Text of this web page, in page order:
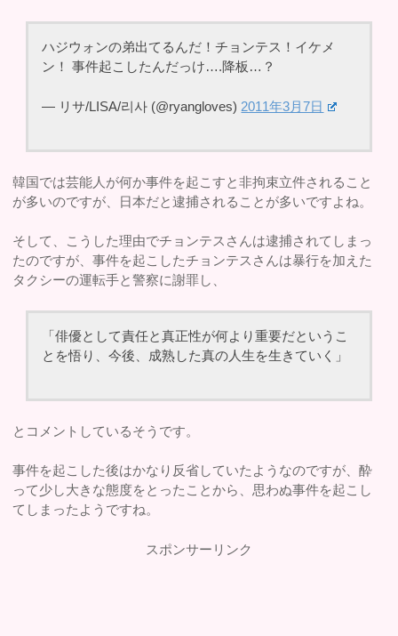
ハジウォンの弟出てるんだ！チョンテス！イケメ
ン！ 事件起こしたんだっけ….降板…？
— リサ/LISA/리사 (@ryangloves) 2011年3月7日
韓国では芸能人が何か事件を起こすと非拘束立件されること
が多いのですが、日本だと逮捕されることが多いですよね。
そして、こうした理由でチョンテスさんは逮捕されてしまっ
たのですが、事件を起こしたチョンテスさんは暴行を加えた
タクシーの運転手と警察に謝罪し、
「俳優として責任と真正性が何より重要だというこ
とを悟り、今後、成熟した真の人生を生きていく」
とコメントしているそうです。
事件を起こした後はかなり反省していたようなのですが、酔
って少し大きな態度をとったことから、思わぬ事件を起こし
てしまったようですね。
スポンサーリンク